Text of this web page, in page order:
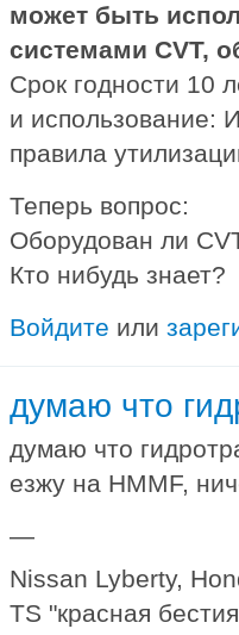
может быть
системами CVT,
Срок годности 10
и использование:
правила
Теперь вопрос:
Оборудован ли
Кто нибудь знает?
Войдите или
думаю что
думаю что
езжу на НММF,
—
Nissan Lyberty,
TS "красная